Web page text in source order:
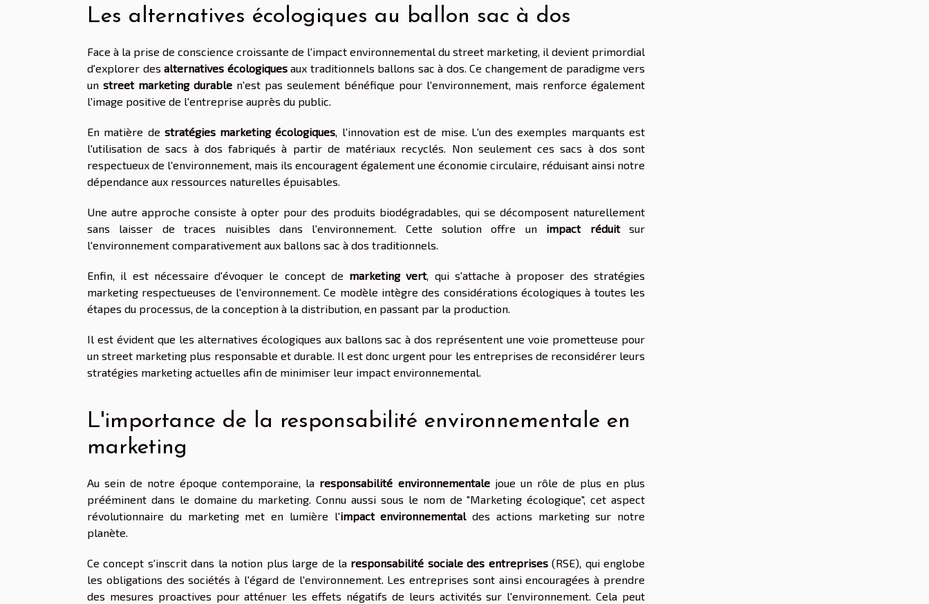
Les alternatives écologiques au ballon sac à dos
Face à la prise de conscience croissante de l'impact environnemental du street marketing, il devient primordial
d'explorer des alternatives écologiquesaux traditionnels ballons sac à dos. Ce changement de paradigme vers
un street marketing durable n'est pas seulement bénéfique pour l'environnement, mais renforce également
l'image positive de l'entreprise auprès du public.
En matière de stratégies marketing écologiques, l'innovation est de mise. L'un des exemples marquants est
l'utilisation de sacs à dos fabriqués à partir de matériaux recyclés. Non seulement ces sacs à dos sont
respectueux de l'environnement, mais ils encouragent également une économie circulaire, réduisant ainsi notre
dépendance aux ressources naturelles épuisables.
Une autre approche consiste à opter pour des produits biodégradables, qui se décomposent naturellement
sans laisser de traces nuisibles dans l'environnement. Cette solution offre un impact réduitsur
l'environnement comparativement aux ballons sac à dos traditionnels.
Enfin, il est nécessaire d'évoquer le concept de marketing vert, qui s'attache à proposer des stratégies
marketing respectueuses de l'environnement. Ce modèle intègre des considérations écologiques à toutes les
étapes du processus, de la conception à la distribution, en passant par la production.
Il est évident que les alternatives écologiques aux ballons sac à dos représentent une voie prometteuse pour
un street marketing plus responsable et durable. Il est donc urgent pour les entreprises de reconsidérer leurs
stratégies marketing actuelles afin de minimiser leur impact environnemental.
L'importance de la responsabilité environnementale en
marketing
Au sein de notre époque contemporaine, la responsabilité environnementalejoue un rôle de plus en plus
prééminent dans le domaine du marketing. Connu aussi sous le nom de "Marketing écologique", cet aspect
révolutionnaire du marketing met en lumière l'impact environnementaldes actions marketing sur notre
planète.
Ce concept s'inscrit dans la notion plus large de la responsabilité sociale des entreprises(RSE), qui englobe
les obligations des sociétés à l'égard de l'environnement. Les entreprises sont ainsi encouragées à prendre
des mesures proactives pour atténuer les effets négatifs de leurs activités sur l'environnement. Cela peut